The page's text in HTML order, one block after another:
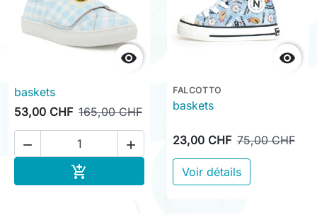

baskets
53,00 CHF 165,00 CHF
 


FALCOTTO
baskets
23,00 CHF 75,00 CHF
Voir détails